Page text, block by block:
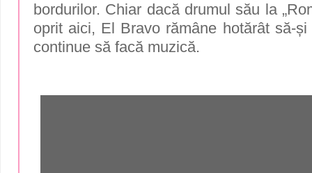
bordurilor. Chiar dacă drumul său la
oprit aici, El Bravo rămâne hotărât să-
continue să facă muzică.